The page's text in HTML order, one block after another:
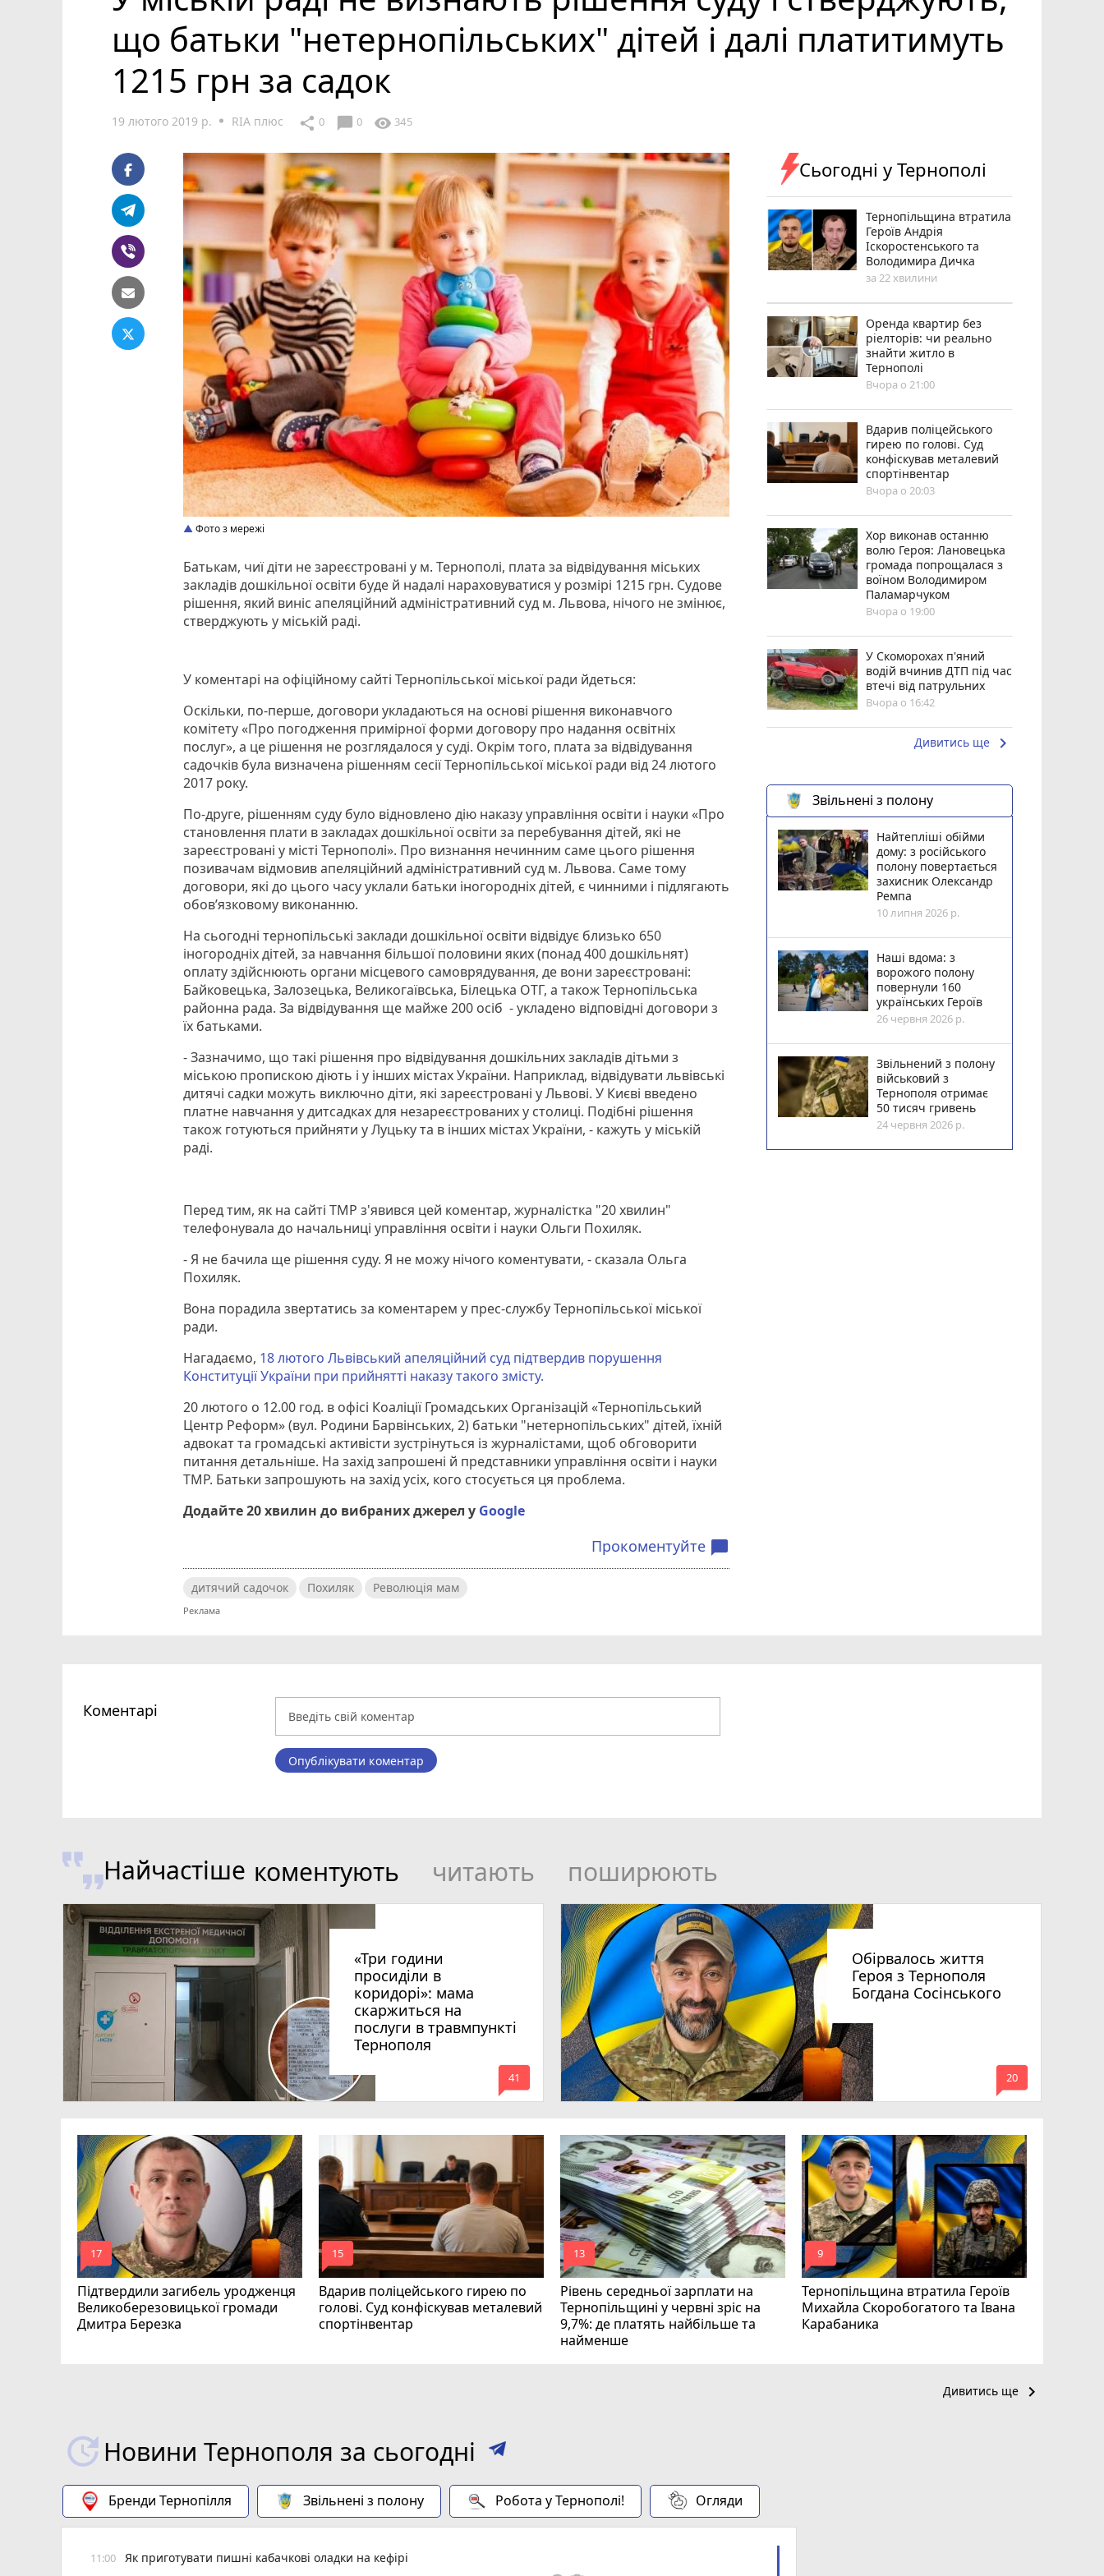
що батьки "нетернопільських" дітей і далі платитимуть
1215 грн за садок
19 лютого 2019 р. RIA плюс share 0 chat_bubble 0 visibility 345
Фото з мережі
Батькам, чиї діти не зареєстровані у м. Тернополі, плата за відвідування міських
закладів дошкільної освіти буде й надалі нараховуватися у розмірі 1215 грн. Судове
рішення, який виніс апеляційний адміністративний суд м. Львова, нічого не змінює,
стверджують у міській раді.
У коментарі на офіційному сайті Тернопільської міської ради йдеться:
Оскільки, по-перше, договори укладаються на основі рішення виконавчого
комітету «Про погодження примірної форми договору про надання освітніх
послуг», а це рішення не розглядалося у суді. Окрім того, плата за відвідування
садочків була визначена рішенням сесії Тернопільської міської ради від 24 лютого
2017 року.
По-друге, рішенням суду було відновлено дію наказу управління освіти і науки «Про
становлення плати в закладах дошкільної освіти за перебування дітей, які не
зареєстровані у місті Тернополі». Про визнання нечинним саме цього рішення
позивачам відмовив апеляційний адміністративний суд м. Львова. Саме тому
договори, які до цього часу уклали батьки іногородніх дітей, є чинними і підлягають
обов’язковому виконанню.
На сьогодні тернопільські заклади дошкільної освіти відвідує близько 650
іногородніх дітей, за навчання більшої половини яких (понад 400 дошкільнят)
оплату здійснюють органи місцевого самоврядування, де вони зареєстровані:
Байковецька, Залозецька, Великогаївська, Білецька ОТГ, а також Тернопільська
районна рада. За відвідування ще майже 200 осіб - укладено відповідні договори з
їх батьками.
- Зазначимо, що такі рішення про відвідування дошкільних закладів дітьми з
міською пропискою діють і у інших містах України. Наприклад, відвідувати львівські
дитячі садки можуть виключно діти, які зареєстровані у Львові. У Києві введено
платне навчання у дитсадках для незареєстрованих у столиці. Подібні рішення
також готуються прийняти у Луцьку та в інших містах України, - кажуть у міській
раді.
Перед тим, як на сайті ТМР з'явився цей коментар, журналістка "20 хвилин"
телефонувала до начальниці управління освіти і науки Ольги Похиляк.
- Я не бачила ще рішення суду. Я не можу нічого коментувати, - сказала Ольга
Похиляк.
Вона порадила звертатись за коментарем у прес-службу Тернопільської міської
ради.
Нагадаємо, 18 лютого Львівський апеляційний суд підтвердив порушення
Конституції України при прийнятті наказу такого змісту.
20 лютого о 12.00 год. в офісі Коаліції Громадських Організацій «Тернопільський
Центр Реформ» (вул. Родини Барвінських, 2) батьки "нетернопільських" дітей, їхній
адвокат та громадські активісти зустрінуться із журналістами, щоб обговорити
питання детальніше. На захід запрошені й представники управління освіти і науки
ТМР. Батьки запрошують на захід усіх, кого стосується ця проблема.
Додайте 20 хвилин до вибраних джерел у Google
Прокоментуйте chat_bubble
дитячий садочок Похиляк Революція мам
Сьогодні у Тернополі
Тернопільщина втратила
Героїв Андрія
Іскоростенського та
Володимира Дичка
за 22 хвилини
Оренда квартир без
ріелторів: чи реально
знайти житло в
Тернополі
Вчора о 21:00
Вдарив поліцейського
гирею по голові. Суд
конфіскував металевий
спортінвентар
Вчора о 20:03
Хор виконав останню
волю Героя: Лановецька
громада попрощалася з
воїном Володимиром
Паламарчуком
Вчора о 19:00
У Скоморохах п'яний
водій вчинив ДТП під час
втечі від патрульних
Вчора о 16:42
Дивитись ще keyboard_arrow_right
Звільнені з полону
Найтепліші обійми
дому: з російського
полону повертається
захисник Олександр
Ремпа
10 липня 2026 р.
Наші вдома: з
ворожого полону
повернули 160
українських Героїв
26 червня 2026 р.
Звільнений з полону
військовий з
Тернополя отримає
50 тисяч гривень
24 червня 2026 р.
Коментарі
Опублікувати коментар
Найчастіше коментують читають поширюють
«Три години
просиділи в
коридорі»: мама
скаржиться на
послуги в травмпункті
Тернополя
mode_comment
41
Обірвалось життя
Героя з Тернополя
Богдана Сосінського
mode_comment
20
Підтвердили загибель уродженця
Великоберезовицької громади
Дмитра Березка
mode_comment
17
Вдарив поліцейського гирею по
голові. Суд конфіскував металевий
спортінвентар
mode_comment
15
Рівень середньої зарплати на
Тернопільщині у червні зріс на
9,7%: де платять найбільше та
найменше
mode_comment
13
Тернопільщина втратила Героїв
Михайла Скоробогатого та Івана
Карабаника
mode_comment
9
Дивитись ще keyboard_arrow_right
Новини Тернополя за сьогодні
Бренди Тернопілля Звільнені з полону Робота у Тернополі! Огляди
11:00 Як приготувати пишні кабачкові оладки на кефірі